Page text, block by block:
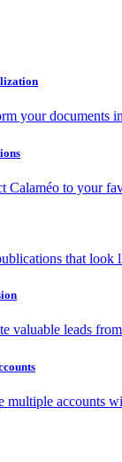
your documents
Calaméo to your
that look
valuable leads
multiple accounts